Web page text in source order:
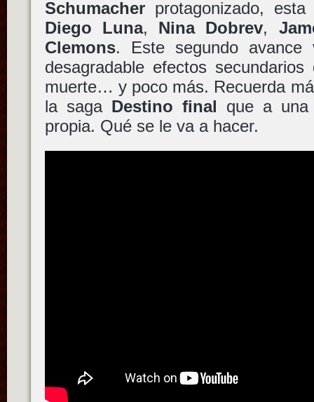
Schumacherprotagonizado,
Diego Luna, Nina Dobrev,
Clemons. Este segundo avance
desagradable efectos
muerte… y poco más. Recuerda
la saga Destino final que a una
propia. Qué se le va a hacer.